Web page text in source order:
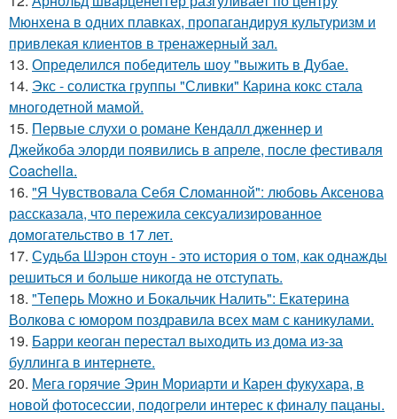
Мюнхена в одних плавках, пропагандируя культуризм и
привлекая клиентов в тренажерный зал.
13. Определился победитель шоу "выжить в Дубае.
14. Экс - солистка группы "Сливки" Карина кокс стала
многодетной мамой.
15. Первые слухи о романе Кендалл дженнер и
Джейкоба элорди появились в апреле, после фестиваля
Coachella.
16. "Я Чувствовала Себя Сломанной": любовь Аксенова
рассказала, что пережила сексуализированное
домогательство в 17 лет.
17. Судьба Шэрон стоун - это история о том, как однажды
решиться и больше никогда не отступать.
18. "Теперь Можно и Бокальчик Налить": Екатерина
Волкова с юмором поздравила всех мам с каникулами.
19. Барри кеоган перестал выходить из дома из-за
буллинга в интернете.
20. Мега горячие Эрин Мориарти и Карен фукухара, в
новой фотосессии, подогрели интерес к финалу пацаны.